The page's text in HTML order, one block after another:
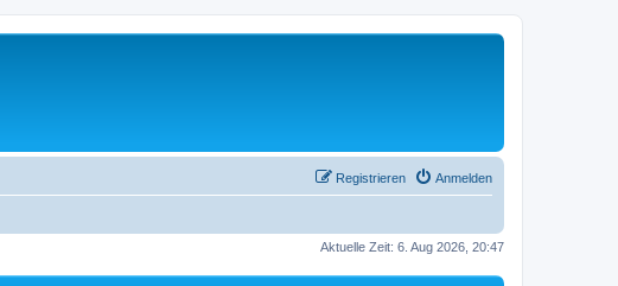
Anmelden
Registrieren
Aktuelle Zeit: 6. Aug 2026, 20:47